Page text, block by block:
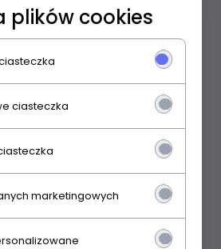
Mewa Koszulka 920
86,99PLN
plików cookies
ciasteczka
marketingowych